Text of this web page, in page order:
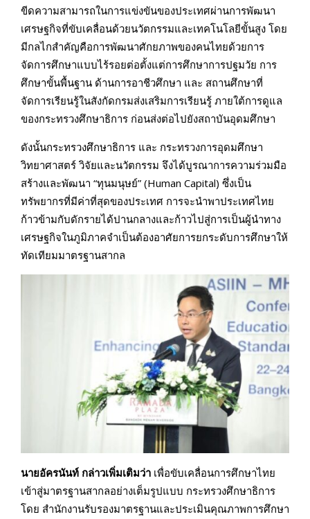
ขีดความสามารถในการแข่งขันของประเทศผ่านการพัฒนา
เศรษฐกิจที่ขับเคลื่อนด้วยนวัตกรรมและเทคโนโลยีขั้นสูง โดย
มีกลไกสำคัญคือการพัฒนาศักยภาพของคนไทยด้วยการ
จัดการศึกษาแบบไร้รอยต่อตั้งแต่การศึกษาการปฐมวัย การ
ศึกษาขั้นพื้นฐาน ด้านการอาชีวศึกษา และ สถานศึกษาที่
จัดการเรียนรู้ในสังกัดกรมส่งเสริมการเรียนรู้ ภายใต้การดูแล
ของกระทรวงศึกษาธิการ ก่อนส่งต่อไปยังสถาบันอุดมศึกษา
ดังนั้นกระทรวงศึกษาธิการ และ กระทรวงการอุดมศึกษา
วิทยาศาสตร์ วิจัยและนวัตกรรม จึงได้บูรณาการความร่วมมือ
สร้างและพัฒนา “ทุนมนุษย์” (Human Capital) ซึ่งเป็น
ทรัพยากรที่มีค่าที่สุดของประเทศ การจะนำพาประเทศไทย
ก้าวข้ามกับดักรายได้ปานกลางและก้าวไปสู่การเป็นผู้นำทาง
เศรษฐกิจในภูมิภาคจำเป็นต้องอาศัยการยกระดับการศึกษาให้
ทัดเทียมมาตรฐานสากล
นายอัครนันท์ กล่าวเพิ่มเติมว่า เพื่อขับเคลื่อนการศึกษาไทย
เข้าสู่มาตรฐานสากลอย่างเต็มรูปแบบ กระทรวงศึกษาธิการ
โดย สำนักงานรับรองมาตรฐานและประเมินคุณภาพการศึกษา